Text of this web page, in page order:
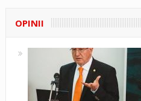
OPINII